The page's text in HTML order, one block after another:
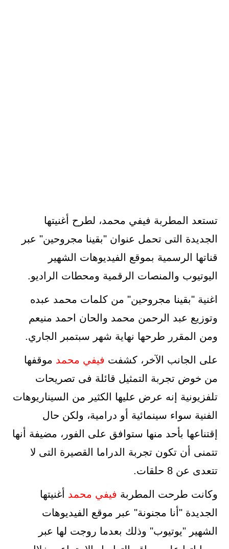
تستعد المطربة فيفي محمد، لطرح أغنيتها
الجديدة التى تحمل عنوان "بقينا مجروحين" عبر
قناتها الرسمية بموقع الفيديوهات الشهير
اليوتيوب والمنصات الرقمية ومحطات الراديو.
اغنية "بقينا مجروحين" من كلمات محمد عبده
وتوزيع عبد الرحمن محمد والحان احمد منيعم
ومن المقرر طرحها نهاية شهر سبتمبر الجاري.
على الجانب الآخر، كشفت فيفي محمد موقفها
من خوض تجربة التمثيل قائلة فى تصريحات
تلفزيونية إنه عرض عليها الكثير من السيناريوهات
الفنية سواء سينمائية أو درامية، ولكن حال
إقتناعها بأحد منها ستوافق على الفور، مضيفة أنها
تتمنى أن تكون تجربة الدراما القصيرة التى لا
تتعدى عن 8 حلقات.
وكانت طرحت المطربة فيفي محمد أغنيتها
الجديدة "أنا مجنونة" عبر موقع الفيديوهات
الشهير "يوتيوب" وذلك بعدما روجت لها عبر